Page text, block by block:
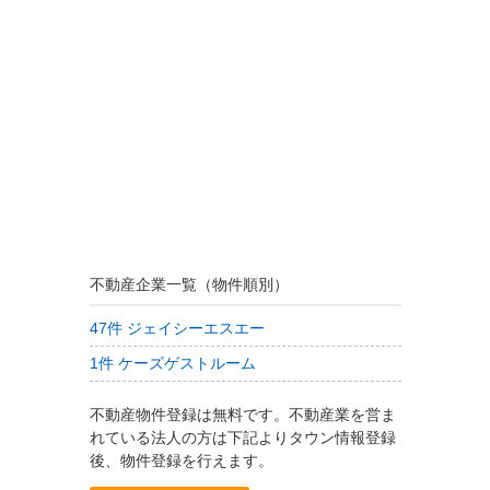
不動産企業一覧（物件順別）
47件 ジェイシーエスエー
1件 ケーズゲストルーム
不動産物件登録は無料です。不動産業を営ま
れている法人の方は下記よりタウン情報登録
後、物件登録を行えます。